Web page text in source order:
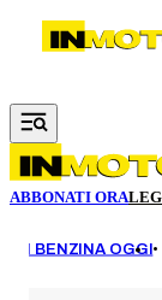
Vai al contenuto
ABBONATI ORA
BENZINA OGGI